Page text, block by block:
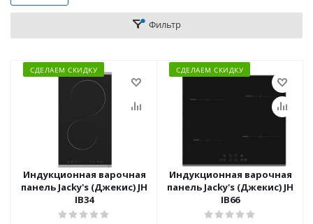
Фильтр
СДЕЛАЕМ СКИДКУ
Индукционная варочная
панель Jacky's (Джекис) JH
IB34
СДЕЛАЕМ СКИДКУ
Индукционная варочная
панель Jacky's (Джекис) JH
IB66